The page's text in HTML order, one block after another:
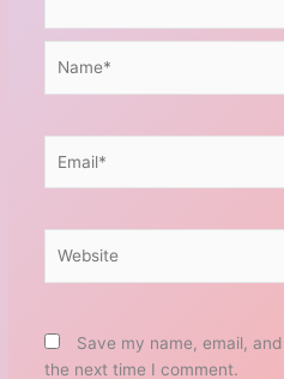
Save my name, email,
the next time I comment.